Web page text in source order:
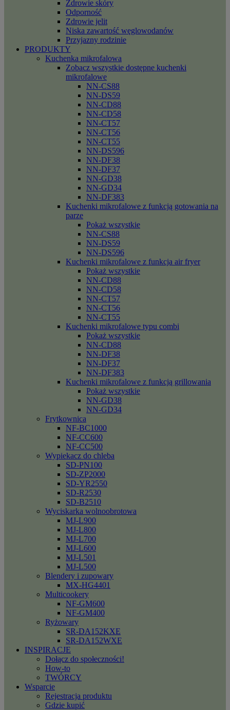
Zdrowie skóry
Odporność
Zdrowie jelit
Niska zawartość węglowodanów
Przyjazny rodzinie
PRODUKTY
Kuchenka mikrofalowa
Zobacz wszystkie dostępne kuchenki
mikrofalowe
NN-CS88
NN-DS59
NN-CD88
NN-CD58
NN-CT57
NN-CT56
NN-CT55
NN-DS596
NN-DF38
NN-DF37
NN-GD38
NN-GD34
NN-DF383
Kuchenki mikrofalowe z funkcją gotowania na
parze
Pokaż wszystkie
NN-CS88
NN-DS59
NN-DS596
Kuchenki mikrofalowe z funkcja air fryer
Pokaż wszystkie
NN-CD88
NN-CD58
NN-CT57
NN-CT56
NN-CT55
Kuchenki mikrofalowe typu combi
Pokaż wszystkie
NN-CD88
NN-DF38
NN-DF37
NN-DF383
Kuchenki mikrofalowe z funkcją grillowania
Pokaż wszystkie
NN-GD38
NN-GD34
Frytkownica
NF-BC1000
NF-CC600
NF-CC500
Wypiekacz do chleba
SD-PN100
SD-ZP2000
SD-YR2550
SD-R2530
SD-B2510
Wyciskarka wolnoobrotowa
MJ-L900
MJ-L800
MJ-L700
MJ-L600
MJ-L501
MJ-L500
Blendery i zupowary
MX-HG4401
Multicookery
NF-GM600
NF-GM400
Ryżowary
SR-DA152KXE
SR-DA152WXE
INSPIRACJE
Dołącz do społeczności!
How-to
TWÓRCY
Wsparcie
Rejestracja produktu
Gdzie kupić